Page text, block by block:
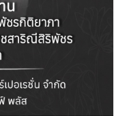
ชันพลังงานที่
ะเทศไทย
เศรษฐกิจ
”